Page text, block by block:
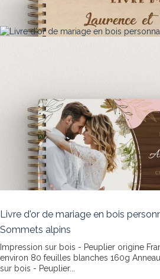
Livre d'or de mariage en bois
Sommets alpins
Impression sur bois - Peuplier origine
environ 80 feuilles blanches 160g
sur bois - Peuplier...